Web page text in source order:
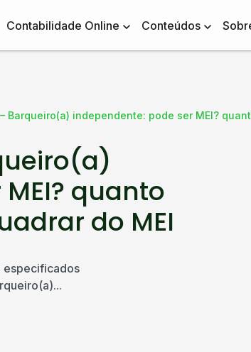
Contabilidade Online Conteúdos
Barqueiro(a) independente: pode ser MEI?
quanto
do MEI
especificados